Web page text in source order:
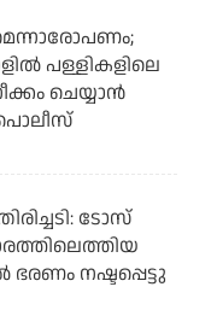
പള്ളികളിലെ
ചെയ്യാന്‍
ടോസ്
നഷ്ടപ്പെട്ടു